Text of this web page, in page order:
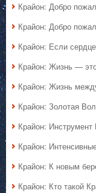
Крайон: Добро
Крайон: Добро
Крайон: Если
Крайон: Жизнь —
Крайон: Жизнь
Крайон: Золотая
Крайон:
Крайон:
Крайон: К новым
Крайон: Кто такой